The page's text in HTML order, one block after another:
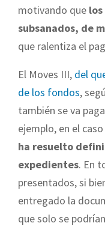
motivando que
subsanados, de
que ralentiza el
El Moves III, del
de los fondos,
también se va
ejemplo, en el
ha resuelto
expedientes. En
presentados, si
entregado la
que solo se